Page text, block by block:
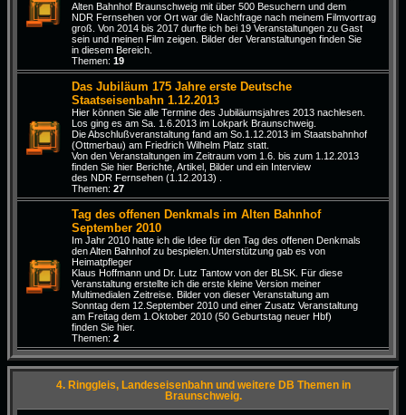
Alten Bahnhof Braunschweig mit über 500 Besuchern und dem
NDR Fernsehen vor Ort war die Nachfrage nach meinem Filmvortrag
groß. Von 2014 bis 2017 durfte ich bei 19 Veranstaltungen zu Gast
sein und meinen Film zeigen. Bilder der Veranstaltungen finden Sie
in diesem Bereich.
Themen: 19
Das Jubiläum 175 Jahre erste Deutsche
Staatseisenbahn 1.12.2013
Hier können Sie alle Termine des Jubiläumsjahres 2013 nachlesen.
Los ging es am Sa. 1.6.2013 im Lokpark Braunschweig.
Die Abschlußveranstaltung fand am So.1.12.2013 im Staatsbahnhof
(Ottmerbau) am Friedrich Wilhelm Platz statt.
Von den Veranstaltungen im Zeitraum vom 1.6. bis zum 1.12.2013
finden Sie hier Berichte, Artikel, Bilder und ein Interview
des NDR Fernsehen (1.12.2013) .
Themen: 27
Tag des offenen Denkmals im Alten Bahnhof
September 2010
Im Jahr 2010 hatte ich die Idee für den Tag des offenen Denkmals
den Alten Bahnhof zu bespielen.Unterstützung gab es von
Heimatpfleger
Klaus Hoffmann und Dr. Lutz Tantow von der BLSK. Für diese
Veranstaltung erstellte ich die erste kleine Version meiner
Multimedialen Zeitreise. Bilder von dieser Veranstaltung am
Sonntag dem 12.September 2010 und einer Zusatz Veranstaltung
am Freitag dem 1.Oktober 2010 (50 Geburtstag neuer Hbf)
finden Sie hier.
Themen: 2
4. Ringgleis, Landeseisenbahn und weitere DB Themen in
Braunschweig.